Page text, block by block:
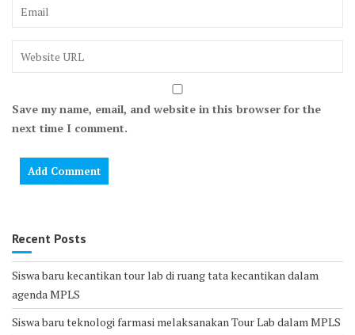
Save my name, email, and website in this browser for the
next time I comment.
Recent Posts
Siswa baru kecantikan tour lab di ruang tata kecantikan dalam
agenda MPLS
Siswa baru teknologi farmasi melaksanakan Tour Lab dalam MPLS